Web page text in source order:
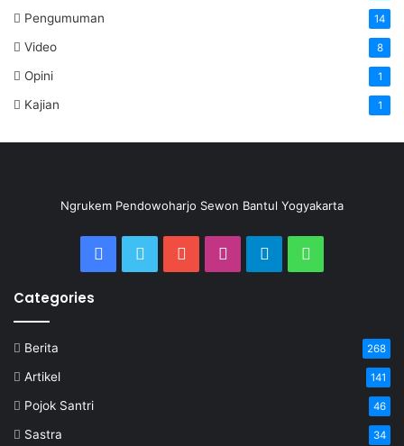
Pengumuman 14
Video 8
Opini 1
Kajian 1
Ngrukem Pendowoharjo Sewon Bantul Yogyakarta
Categories
Berita 268
Artikel 141
Pojok Santri 46
Sastra 34